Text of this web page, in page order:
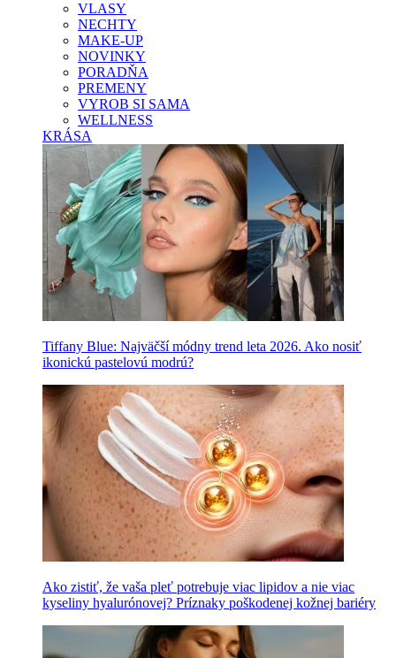
VLASY
NECHTY
MAKE-UP
NOVINKY
PORADŇA
PREMENY
VYROB SI SAMA
WELLNESS
KRÁSA
Tiffany Blue: Najväčší módny trend leta 2026. Ako nosiť
ikonickú pastelovú modrú?
Ako zistiť, že vaša pleť potrebuje viac lipidov a nie viac
kyseliny hyalurónovej? Príznaky poškodenej kožnej bariéry